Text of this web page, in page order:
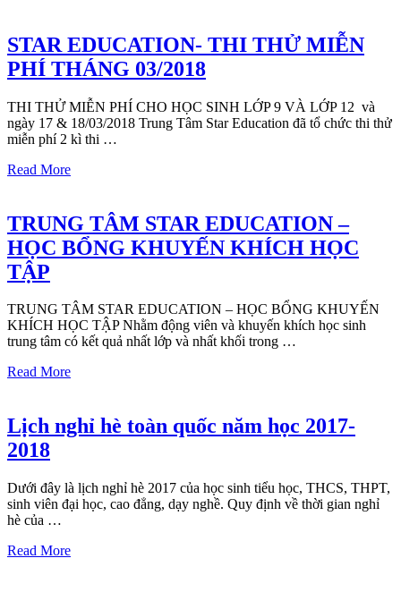
STAR EDUCATION- THI THỬ MIỄN
PHÍ THÁNG 03/2018
THI THỬ MIỄN PHÍ CHO HỌC SINH LỚP 9 VÀ LỚP 12 và
ngày 17 & 18/03/2018 Trung Tâm Star Education đã tổ chức thi thử
miễn phí 2 kì thi …
Read More
TRUNG TÂM STAR EDUCATION –
HỌC BỔNG KHUYẾN KHÍCH HỌC
TẬP
TRUNG TÂM STAR EDUCATION – HỌC BỔNG KHUYẾN
KHÍCH HỌC TẬP Nhằm động viên và khuyến khích học sinh
trung tâm có kết quả nhất lớp và nhất khối trong …
Read More
Lịch nghỉ hè toàn quốc năm học 2017-
2018
Dưới đây là lịch nghỉ hè 2017 của học sinh tiểu học, THCS, THPT,
sinh viên đại học, cao đẳng, dạy nghề. Quy định về thời gian nghỉ
hè của …
Read More